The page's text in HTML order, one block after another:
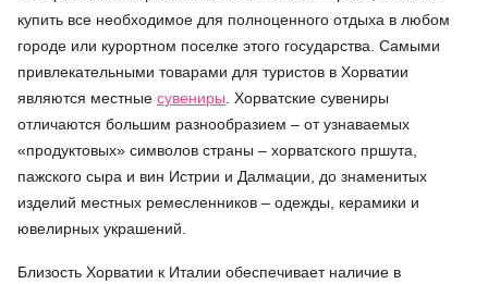
купить все необходимое для полноценного отдыха в любом
городе или курортном поселке этого государства. Самыми
привлекательными товарами для туристов в Хорватии
являются местные сувениры . Хорватские сувениры
отличаются большим разнообразием – от узнаваемых
«продуктовых» символов страны – хорватского пршута,
пажского сыра и вин Истрии и Далмации, до знаменитых
изделий местных ремесленников – одежды, керамики и
ювелирных украшений.
Близость Хорватии к Италии обеспечивает наличие в